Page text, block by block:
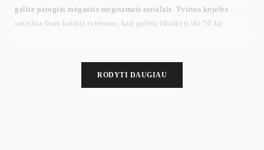
galite patogiai mėgautis mėgstamais serialais. Tvirtos kojelės
suteikia šiam baldui tvirtumo, kad galėtų išlaikyti iki 50 kg.
RODYTI DAUGIAU